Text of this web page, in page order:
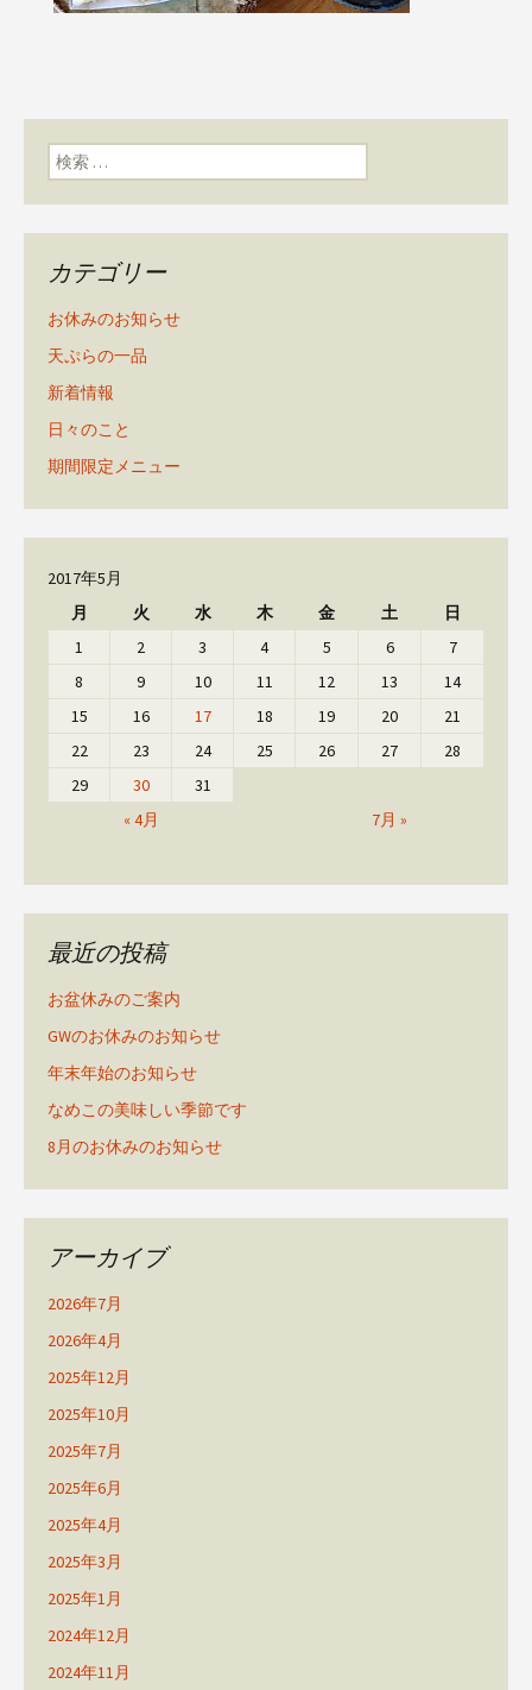
検索:
カテゴリー
お休みのお知らせ
天ぷらの一品
新着情報
日々のこと
期間限定メニュー
2017年5月
月
火 水 木 金 土 日
« 4月 7月 »
1 2 3 4 5 6
7
8
9 10 11 12 13
14
15
16 17 18 19 20
21
22
23 24 25 26 27
28
29
30 31
最近の投稿
お盆休みのご案内
GWのお休みのお知らせ
年末年始のお知らせ
なめこの美味しい季節です
8月のお休みのお知らせ
アーカイブ
2026年7月
2026年4月
2025年12月
2025年10月
2025年7月
2025年6月
2025年4月
2025年3月
2025年1月
2024年12月
2024年11月